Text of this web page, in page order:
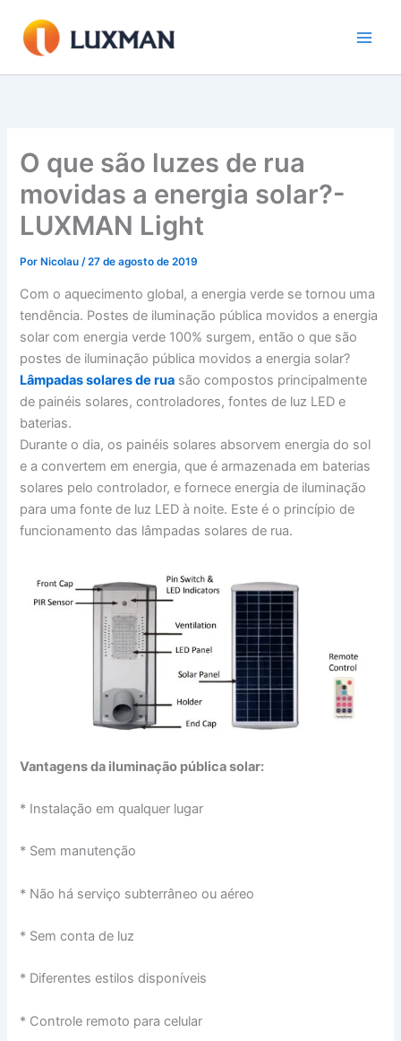
para
conteúdo
O que são luzes de rua
movidas a energia solar?-
LUXMAN Light
Por Nicolau/27 de agosto de 2019
Com o aquecimento global, a energia verde se tornou uma
tendência. Postes de iluminação pública movidos a energia
solar com energia verde 100% surgem, então o que são
postes de iluminação pública movidos a energia solar?
Lâmpadas solares de rua são compostos principalmente
de painéis solares, controladores, fontes de luz LED e
baterias.
Durante o dia, os painéis solares absorvem energia do sol
e a convertem em energia, que é armazenada em baterias
solares pelo controlador, e fornece energia de iluminação
para uma fonte de luz LED à noite. Este é o princípio de
funcionamento das lâmpadas solares de rua.
Vantagens da iluminação pública solar:
* Instalação em qualquer lugar
* Sem manutenção
* Não há serviço subterrâneo ou aéreo
* Sem conta de luz
* Diferentes estilos disponíveis
* Controle remoto para celular